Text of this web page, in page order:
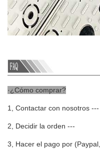
·¿Cómo comprar?
1, Contactar con nosotros ---
2, Decidir la orden ---
3, Hacer el pago por